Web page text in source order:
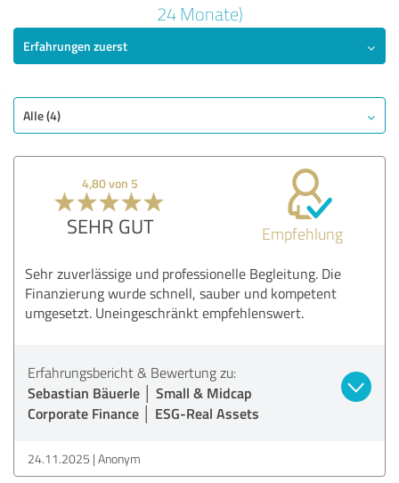
SEHR GUT
Nutzen
Leistungen
Umsetzung
Beratung
Bewertung anzeigen
24 Monate)
Erfahrungen zuerst
Alle (4)
4,80 von 5
SEHR GUT Empfehlung
Sehr zuverlässige und professionelle Begleitung. Die
Finanzierung wurde schnell, sauber und kompetent
umgesetzt. Uneingeschränkt empfehlenswert.
Erfahrungsbericht & Bewertung zu:
Sebastian Bäuerle │ Small & Midcap
Corporate Finance │ ESG-Real Assets
24.11.2025 Anonym